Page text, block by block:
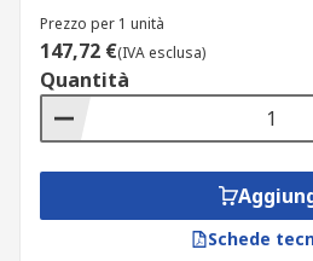
Prezzo per 1 unità
147,72 €(IVA esclusa)
Quantità
Schede